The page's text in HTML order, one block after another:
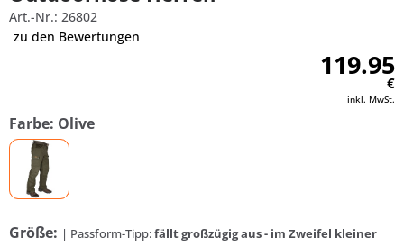
Art.-Nr.: 26802
zu den Bewertungen
119.95
€
inkl. MwSt.
Farbe: Olive
Größe: | Passform-Tipp:fällt großzügig aus - im Zweifel kleiner